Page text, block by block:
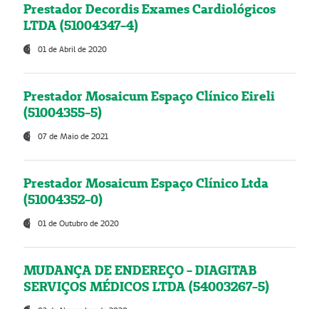
Prestador Decordis Exames Cardiológicos
LTDA (51004347-4)
01 de Abril de 2020
Prestador Mosaicum Espaço Clínico Eireli
(51004355-5)
07 de Maio de 2021
Prestador Mosaicum Espaço Clínico Ltda
(51004352-0)
01 de Outubro de 2020
MUDANÇA DE ENDEREÇO - DIAGITAB
SERVIÇOS MÉDICOS LTDA (54003267-5)